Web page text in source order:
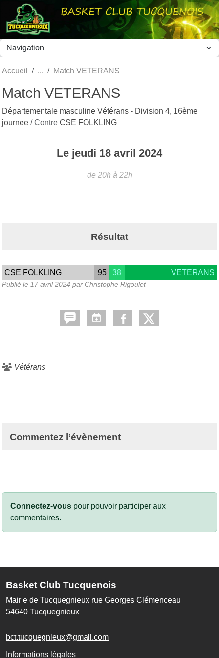
Accueil Match VETERANS
Match VETERANS
Départementale masculine Vétérans - Division 4, 16ème
journée / Contre CSE FOLKLING
Le jeudi 18 avril 2024
de 20h à 22h
Résultat
CSE FOLKLING 95 38 VETERANS
Publié le 17 avril 2024 par Christophe Rigoulet
Vétérans
Commentez l’évènement
Connectez-vous pour pouvoir participer aux
commentaires.
Basket Club Tucquenois
Mairie de Tucquegnieux rue Georges Clémenceau
54640 Tucquegnieux
bct.tucquegnieux@gmail.com
Informations légales
Panneau de gestion des cookies